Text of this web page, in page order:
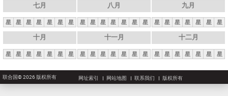
七月
星 星 星 星 星 星 星
八月
星 星 星 星 星 星 星
九月
星 星 星 星 星 星 星
十月
星 星 星 星 星 星 星
十一月
星 星 星 星 星 星 星
十二月
星 星 星 星 星 星 星
联合国© 2026 版权所有 网址索引 网站地图 联系我们 版权所有